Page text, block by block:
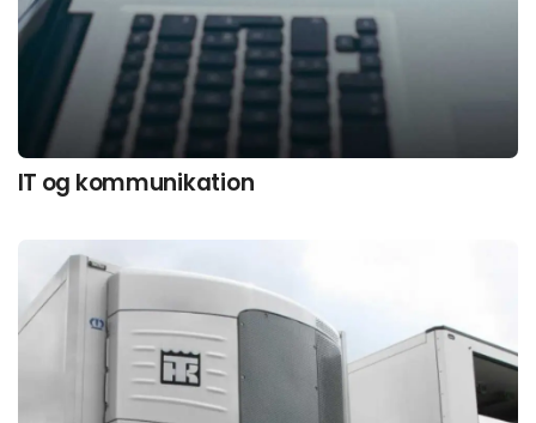
IT og kommunikation